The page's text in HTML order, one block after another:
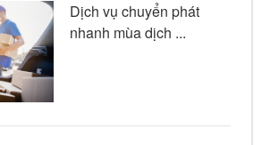
Dịch vụ chuyển phát
nhanh mùa dịch ...